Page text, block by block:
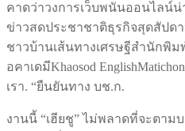
คาดว่าวงการเว็บพนันออนไลน์
ข่าวสดประชาชาติธุรกิจสุดสัปด
ชาวบ้านเส้นทางเศรษฐีสำนัก
อคาเดมีKhaosod
เรา. “ยืนยันทาง บช.ก.
งานนี้ “เฮียชู” ไม่พลาดที่จะตาม